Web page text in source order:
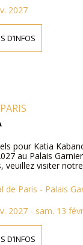
2027
D’INFOS
pour Katia
au Palais
veuillez visiter
de Paris - Palais
2027 - sam. 13
D’INFOS